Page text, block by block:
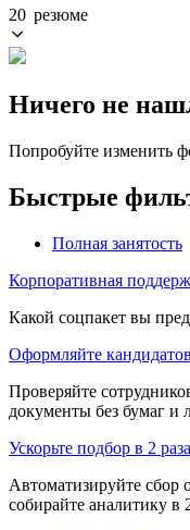
20 резюме
Ничего не
Попробуйте изменить
Быстрые
Полная занятость
Корпоративная
Какой соцпакет вы
Оформляйте
Проверяйте
документы без бумаг и
Ускорьте подбор в 2
Автоматизируйте сбор
собирайте аналитику в